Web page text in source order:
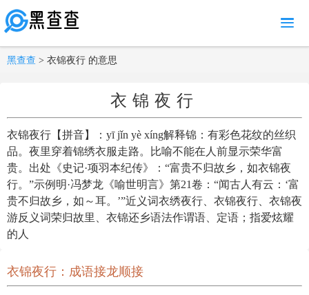
MENU
黑查查 > 衣锦夜行 的意思
衣锦夜行
衣锦夜行【拼音】：yī jǐn yè xíng解释锦：有彩色花纹的丝织
品。夜里穿着锦绣衣服走路。比喻不能在人前显示荣华富
贵。出处《史记·项羽本纪传》：“富贵不归故乡，如衣锦夜
行。”示例明·冯梦龙《喻世明言》第21卷：“闻古人有云：‘富
贵不归故乡，如～耳。’”近义词衣绣夜行、衣锦夜行、衣锦夜
游反义词荣归故里、衣锦还乡语法作谓语、定语；指爱炫耀
的人
衣锦夜行：成语接龙顺接